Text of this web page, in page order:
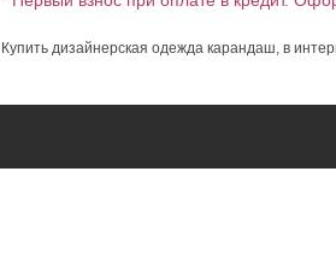
Купить дизайнерская одежда карандаш, в